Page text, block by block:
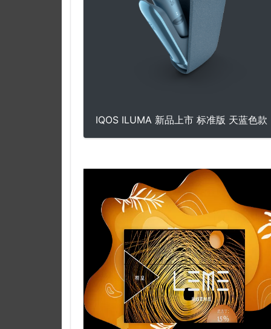
IQOS ILUMA 新品上市 标准版 天蓝色款